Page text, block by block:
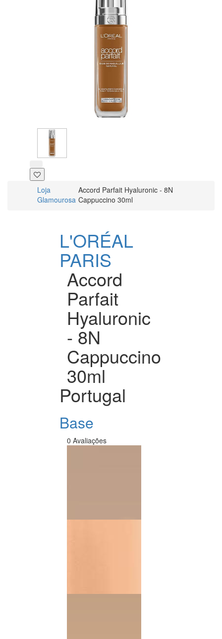
Loja
Glamourosa
Accord Parfait Hyaluronic - 8N
Cappuccino 30ml
L'ORÉAL
PARIS
Accord
Parfait
Hyaluronic
- 8N
Cappuccino
30ml
Portugal
Base
0 Avaliações